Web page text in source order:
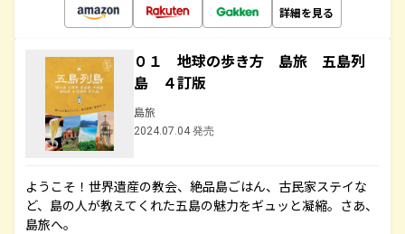
詳細を見る
０１ 地球の歩き方 島旅 五島列
島 ４訂版
島旅
2024.07.04 発売
ようこそ！世界遺産の教会、絶品島ごはん、古民家ステイな
ど、島の人が教えてくれた五島の魅力をギュッと凝縮。さあ、
島旅へ。